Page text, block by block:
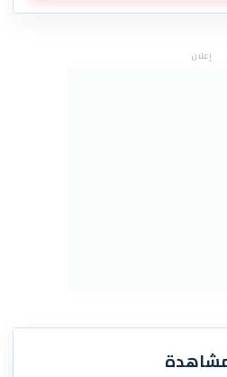
إعلان
مشاهدة